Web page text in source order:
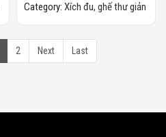
Category: Xích đu, ghế thư giản
2 Next Last